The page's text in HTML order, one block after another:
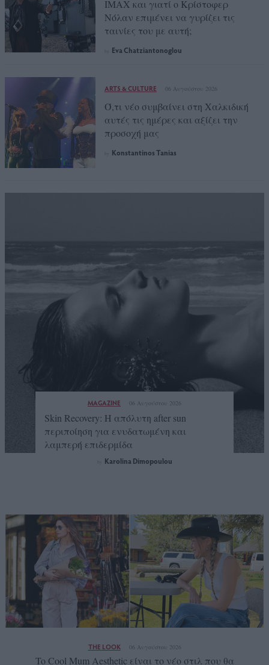
IMAX και γιατί ο Κρίστοφερ
Νόλαν επιμένει να γυρίζει τις
ταινίες του με αυτή;
Eva Chatziantonoglou
ARTS & CULTURE 06 Αυγούστου 2026
Ό,τι νέο συμβαίνει στη Χαλκιδική
αυτές τις ημέρες και αξίζει την
προσοχή μας
Konstantinos Tanias
MAGAZINE 06 Αυγούστου 2026
Skin Recovery: Η απόλυτη after sun
περιποίηση για ενυδατωμένη και
λαμπερή επιδερμίδα
Karolina Dimopoulou
THE LOOK 06 Αυγούστου 2026
To Cool Mum Aesthetic είναι το νέο στιλ που θα